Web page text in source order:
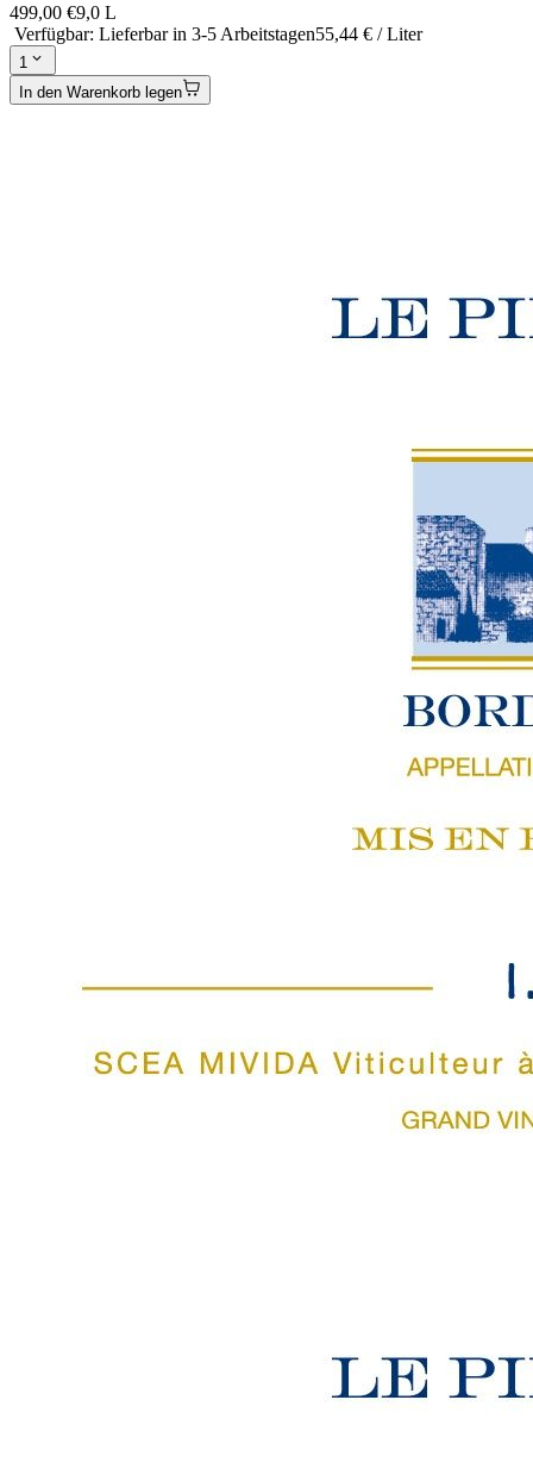
499,00 €9,0 L
Verfügbar: Lieferbar in 3-5 Arbeitstagen55,44 € / Liter
1
In den Warenkorb legen